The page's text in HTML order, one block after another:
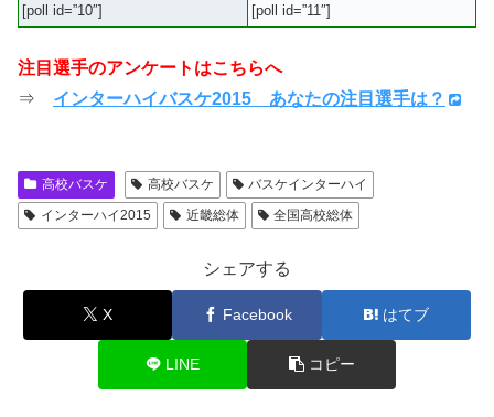
[poll id=”10″] [poll id=”11″]
注目選手のアンケートはこちらへ
⇒ インターハイバスケ2015 あなたの注目選手は？
高校バスケ 高校バスケ
バスケインターハイ
インターハイ2015
近畿総体 全国高校総体
シェアする
X Facebook はてブ
LINE コピー